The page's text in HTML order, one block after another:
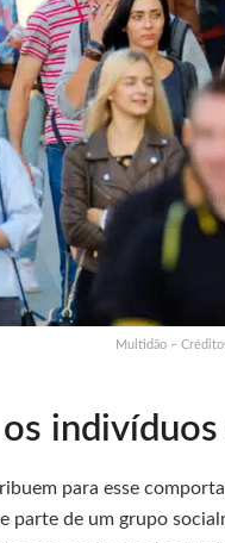
Multidão –
para esse
parte de um grupo